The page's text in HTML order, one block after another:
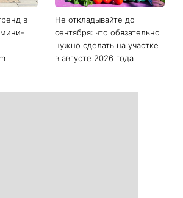
года